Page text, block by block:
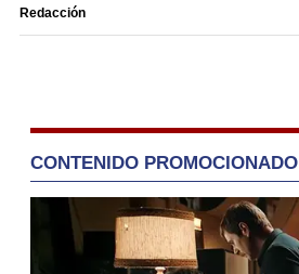
Redacción
CONTENIDO PROMOCIONADO